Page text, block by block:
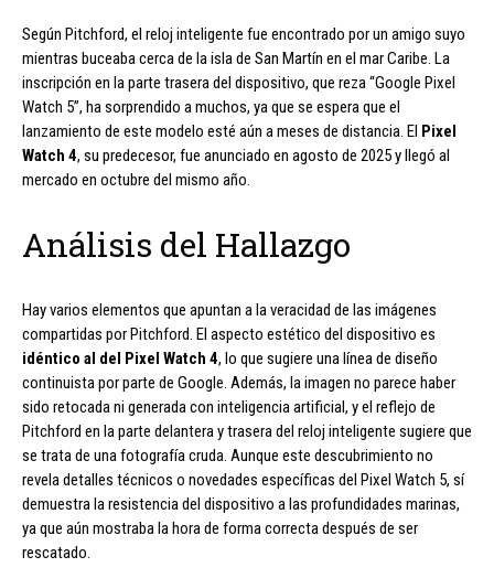
Según Pitchford, el reloj inteligente fue encontrado por un amigo suyo
mientras buceaba cerca de la isla de San Martín en el mar Caribe. La
inscripción en la parte trasera del dispositivo, que reza “Google Pixel
Watch 5”, ha sorprendido a muchos, ya que se espera que el
lanzamiento de este modelo esté aún a meses de distancia. El Pixel
Watch 4, su predecesor, fue anunciado en agosto de 2025 y llegó al
mercado en octubre del mismo año.
Análisis del Hallazgo
Hay varios elementos que apuntan a la veracidad de las imágenes
compartidas por Pitchford. El aspecto estético del dispositivo es
idéntico al del Pixel Watch 4, lo que sugiere una línea de diseño
continuista por parte de Google. Además, la imagen no parece haber
sido retocada ni generada con inteligencia artificial, y el reflejo de
Pitchford en la parte delantera y trasera del reloj inteligente sugiere que
se trata de una fotografía cruda. Aunque este descubrimiento no
revela detalles técnicos o novedades específicas del Pixel Watch 5, sí
demuestra la resistencia del dispositivo a las profundidades marinas,
ya que aún mostraba la hora de forma correcta después de ser
rescatado.